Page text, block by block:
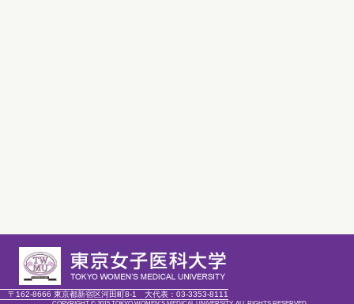
〒162-8666 東京都新宿区河田町8-1 大代表： 03-3353-8111